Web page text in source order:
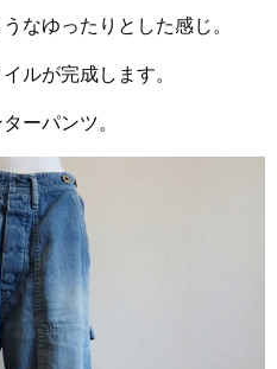
なゆったりとした感じ。
ルが完成します。
ーパンツ。